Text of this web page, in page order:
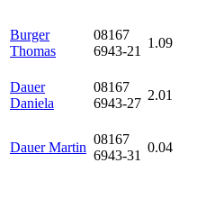
Burger
Thomas
08167
6943-21
1.09
Dauer
Daniela
08167
6943-27
2.01
Dauer Martin
08167
6943-31
0.04